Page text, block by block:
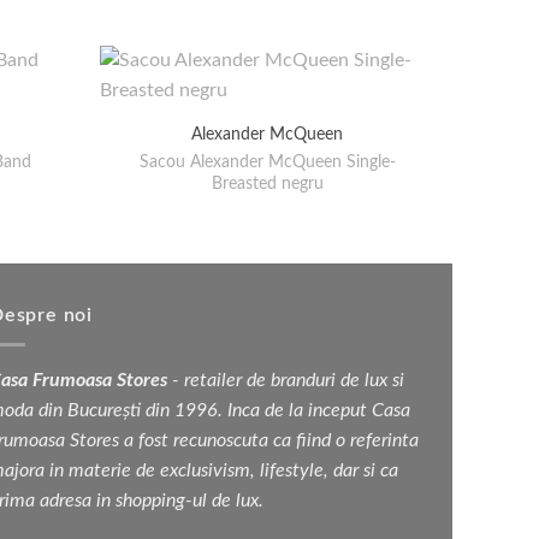
Alexander McQueen
Sacou Alexander McQueen Single-
Breasted negru
noi
Frumoasa Stores - retailer de branduri de lux si
din București din 1996. Inca de la inceput Casa
Stores a fost recunoscuta ca fiind o referinta
in materie de exclusivism, lifestyle, dar si ca
adresa in shopping-ul de lux.